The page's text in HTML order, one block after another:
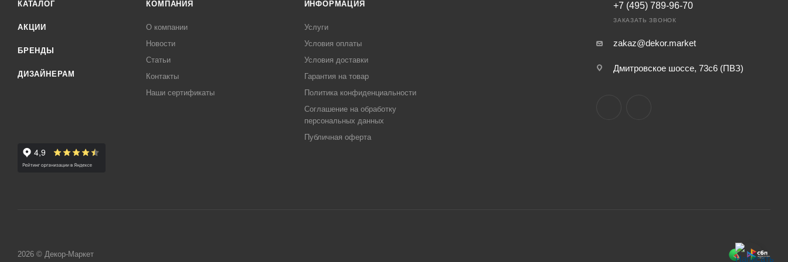
КАТАЛОГ
АКЦИИ
БРЕНДЫ
ДИЗАЙНЕРАМ
КОМПАНИЯ
О компании
Новости
Статьи
Контакты
Наши сертификаты
ИНФОРМАЦИЯ
Услуги
Условия оплаты
Условия доставки
Гарантия на товар
Политика конфиденциальности
Соглашение на обработку
персональных данных
Публичная оферта
+7 (495) 789-96-70
ЗАКАЗАТЬ ЗВОНОК
zakaz@dekor.market
Дмитровское шоссе, 73с6 (ПВЗ)
2026 © Декор-Маркет